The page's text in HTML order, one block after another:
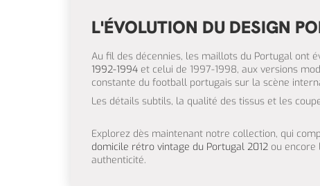
L'ÉVOLUTION DU DESIGN
Au fil des décennies, les maillots du Portugal ont
1992-1994 et celui de 1997-1998, aux versions
constante du football portugais sur la scène
Les détails subtils, la qualité des tissus et les
Explorez dès maintenant notre collection, qui
domicile rétro vintage du Portugal 2012 ou
authenticité.